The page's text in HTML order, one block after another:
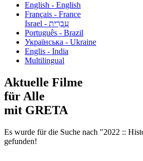
English - English
Français - France
עִבְרִית - Israel
Português - Brazil
Українська - Ukraine
Englis - India
Multilingual
Aktuelle Filme
für Alle
mit GRETA
Es wurde für die Suche nach "2022 ::
gefunden!